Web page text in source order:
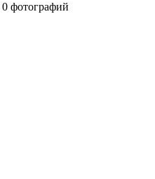
0 фотографий